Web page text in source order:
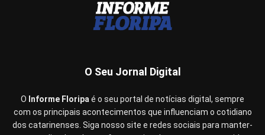
O Seu Jornal Digital
O Informe Floripa é o seu portal de notícias digital, sempre
com os principais acontecimentos que influenciam o cotidiano
dos catarinenses. Siga nosso site e redes sociais para manter-